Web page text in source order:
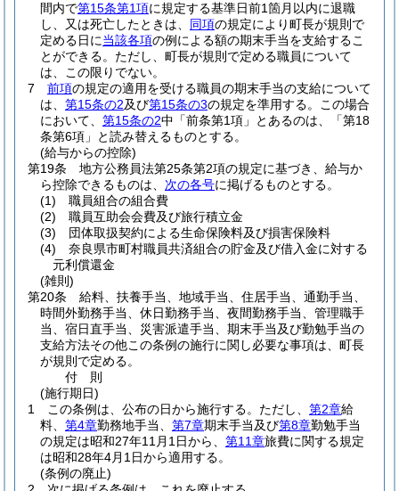
間内で第15条第1項に規定する基準日前1箇月以内に退職
し、又は死亡したときは、 同項の規定により町長が規則で
定める日に当該各項の例による額の期末手当を支給するこ
とができる。 ただし、町長が規則で定める職員について
は、この限りでない。
7
前項の規定の適用を受ける職員の期末手当の支給について
は、 第15条の2及び第15条の3の規定を準用する。
この場合
において、 第15条の2中「前条第1項」とあるのは、「第18
条第6項」と読み替えるものとする。
(給与からの控除)
第19条
地方公務員法第25条第2項の規定に基づき、給与か
ら控除できるものは、 次の各号に掲げるものとする。
(1)
職員組合の組合費
(2)
職員互助会会費及び旅行積立金
(3)
団体取扱契約による生命保険料及び損害保険料
(4)
奈良県市町村職員共済組合の貯金及び借入金に対する
元利償還金
(雑則)
第20条
給料、扶養手当、地域手当、住居手当、通勤手当、
時間外勤務手当、休日勤務手当、夜間勤務手当、管理職手
当、宿日直手当、災害派遣手当、期末手当及び勤勉手当の
支給方法その他この条例の施行に関し必要な事項は、町長
が規則で定める。
付 則
(施行期日)
1
この条例は、公布の日から施行する。 ただし、 第2章給
料、 第4章勤務地手当、 第7章期末手当及び第8章勤勉手当
の規定は昭和27年11月1日から、 第11章旅費に関する規定
は昭和28年4月1日から適用する。
(条例の廃止)